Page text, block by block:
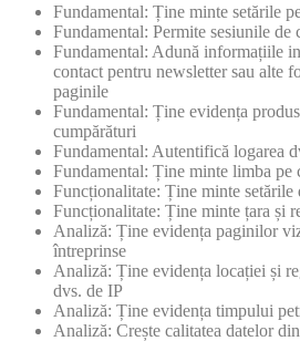
Fundamental: Ține minte setările
Fundamental: Permite sesiunile de
Fundamental: Adună informațiile
contact pentru newsletter sau alte
paginile
Fundamental: Ține evidența
cumpărături
Fundamental: Autentifică logarea
Fundamental: Ține minte limba pe
Funcționalitate: Ține minte setările
Funcționalitate: Ține minte țara și
Analiză: Ține evidența paginilor
întreprinse
Analiză: Ține evidența locației și
dvs. de IP
Analiză: Ține evidența timpului
Analiză: Crește calitatea datelor